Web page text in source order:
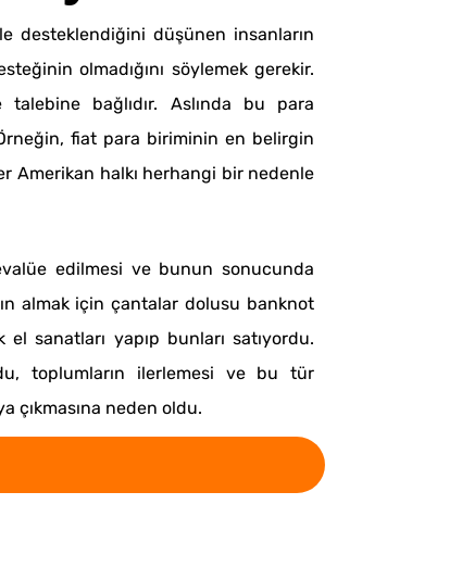
desteklendiğini düşünen insanların
olmadığını söylemek gerekir.
bağlıdır. Aslında bu para
fiat para biriminin en belirgin
Amerikan halkı herhangi bir nedenle
edilmesi ve bunun sonucunda
almak için çantalar dolusu banknot
sanatları yapıp bunları satıyordu.
toplumların ilerlemesi ve bu tür
çıkmasına neden oldu.